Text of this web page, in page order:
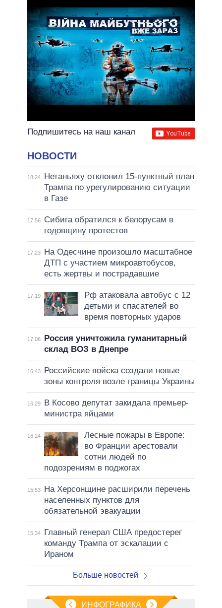
Подпишитесь на наш канал
НОВОСТИ
18:24
Нетаньяху отклонил 15-пунктный план
Трампа по урегулированию ситуации
в Газе
17:56
Сибига обратился к белорусам в
годовщину протестов
17:23
На Одесчине произошло масштабное
ДТП с участием микроавтобусов,
есть жертвы и пострадавшие
17:19
Рф атаковала автобус с 12
детьми и спасателей во
время повторных ударов
17:06
Россия уничтожила гуманитарный
склад ВОЗ в Днепре
16:43
Российские войска создали новые
зоны контроля возле границы Украины
16:29
В Косово депутат закидала премьер-
министра яйцами
16:24
Лесные пожары в Европе:
во Франции арестовали
сотни людей по
подозрениям в поджогах
15:53
На Херсонщине расширили перечень
населенных пунктов для
обязательной эвакуации
15:34
Главный генерал США предостерег
команду Трампа от эскалации с
Ираном
Больше новостей
ИНФОГРАФИКА